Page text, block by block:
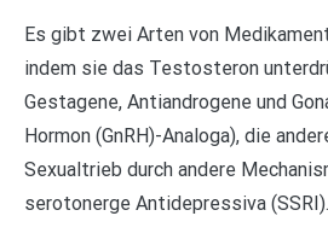
Es gibt zwei Arten von
indem sie das Testosteron
Gestagene, Antiandrogene und
Hormon (GnRH)-Analoga), die
Sexualtrieb durch andere
serotonerge Antidepressiva (SSRI).